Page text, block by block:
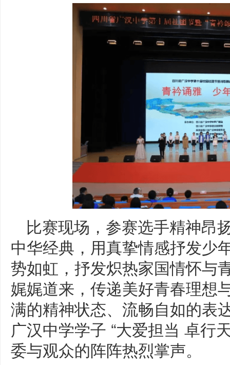
比赛现场，参赛选手精神昂
中华经典，用真挚情感抒发少
势如虹，抒发炽热家国情怀与
娓娓道来，传递美好青春理想
满的精神状态、流畅自如的表
广汉中学学子 “大爱担当 卓行
委与观众的阵阵热烈掌声。